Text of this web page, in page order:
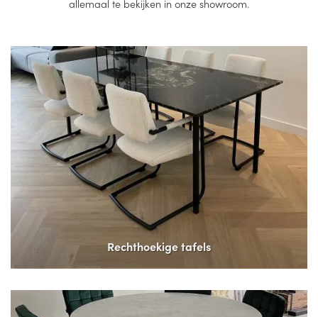
allemaal te bekijken in onze showroom.
Rechthoekige tafels